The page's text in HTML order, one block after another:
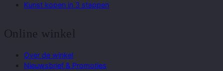
Kunst kopen in 3 stappen
Online winkel
Over de winkel
Nieuwsbrief & Promoties